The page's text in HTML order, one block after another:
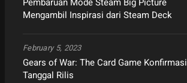
Mengambil Inspirasi dari Steam Deck
Gears of War: The Card Game Konfirmasi
Tanggal Rilis
February 5, 2023